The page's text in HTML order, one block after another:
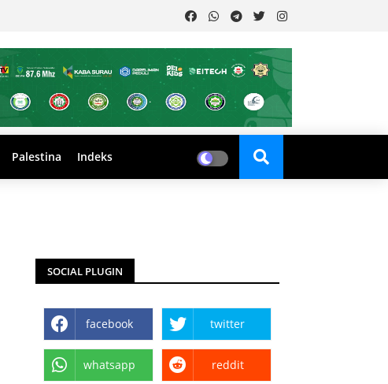
Palestina Indeks
SOCIAL PLUGIN
facebook twitter
whatsapp reddit